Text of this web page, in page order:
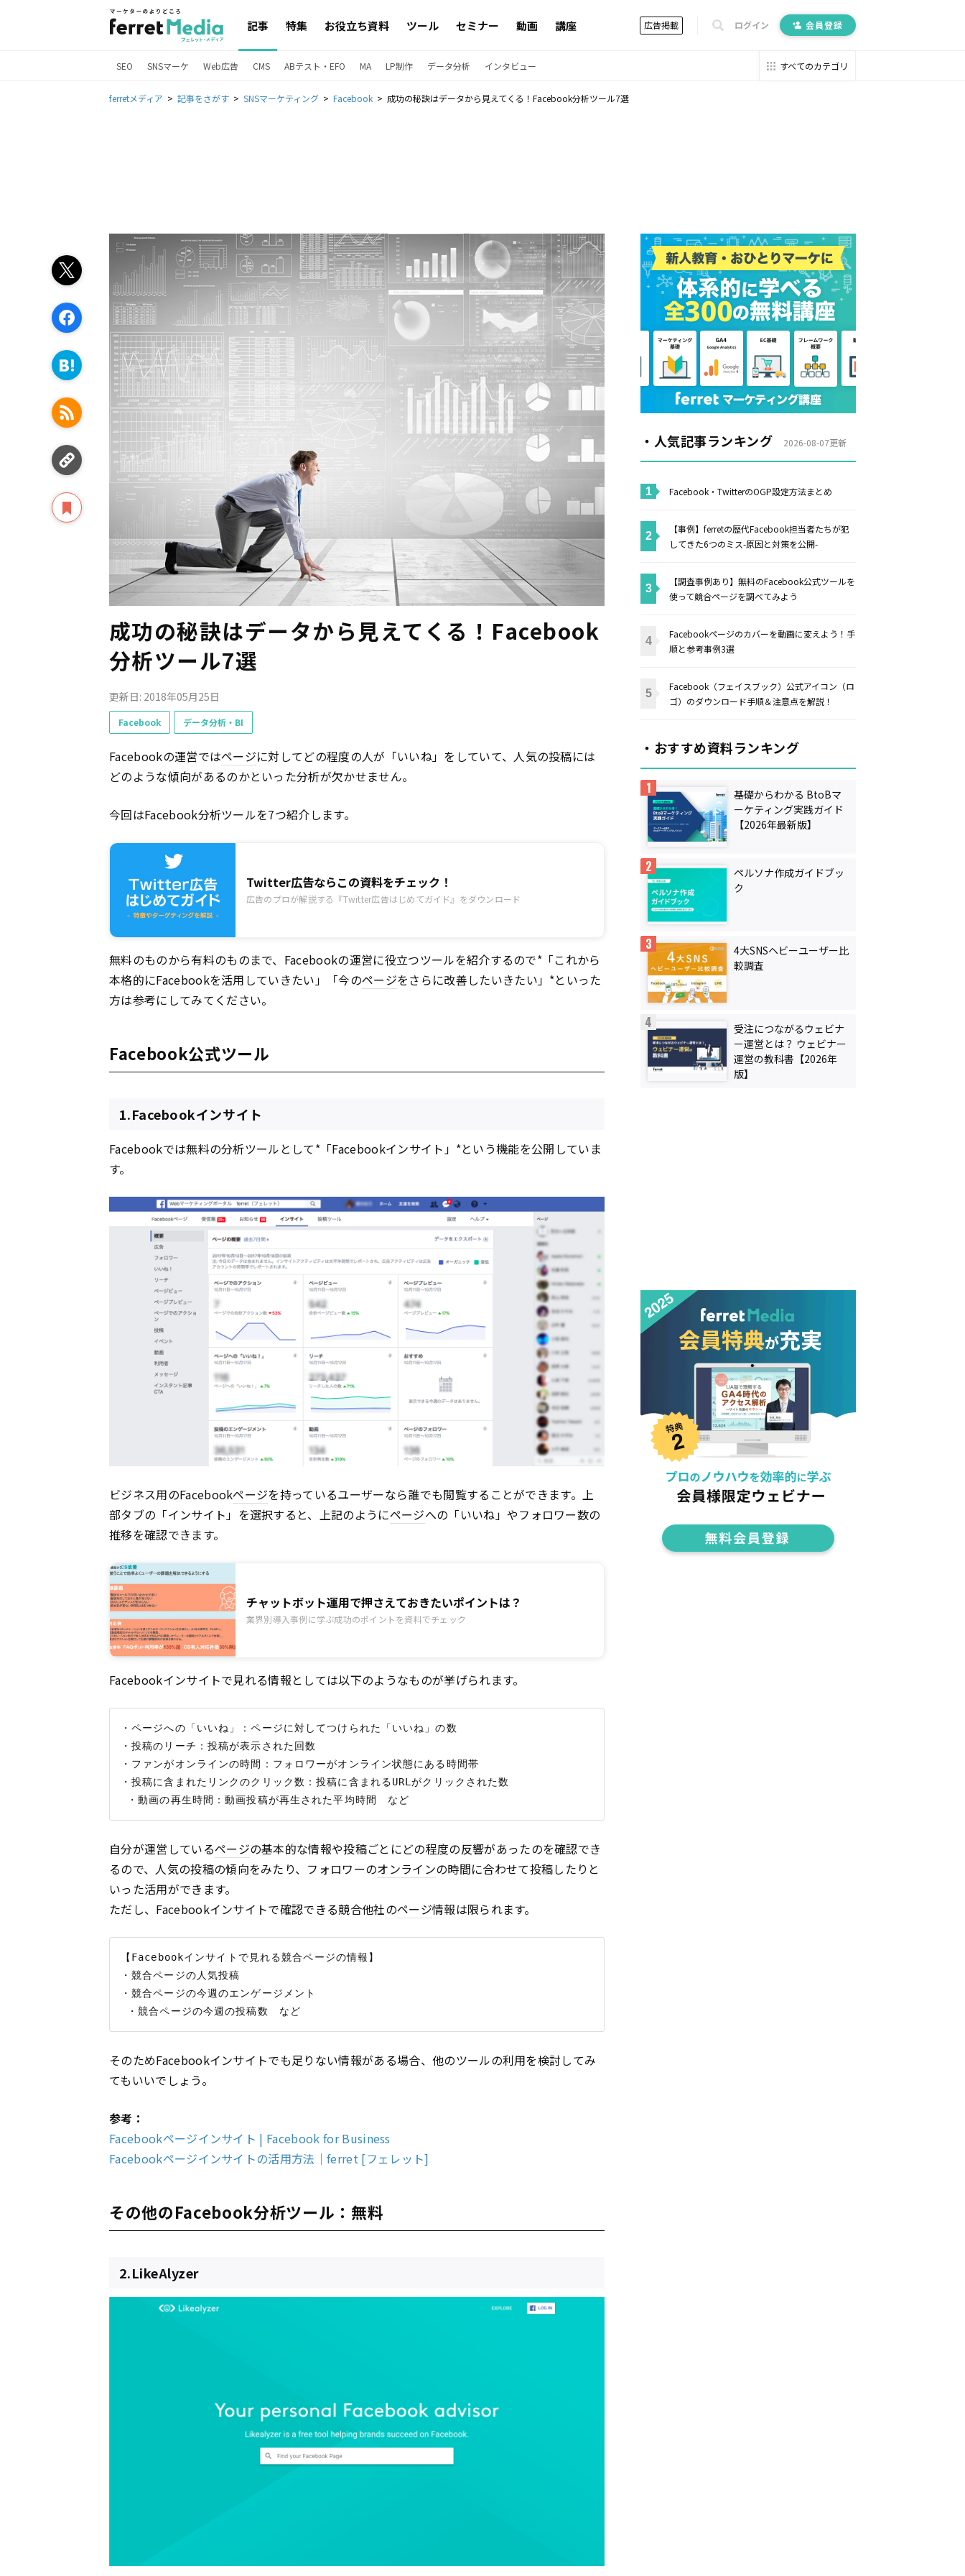
記事 特集 お役立ち資料 ツール セミナー 動画 講座 広告掲載 ログイン 会員登録
SEO SNSマーケ Web広告 CMS ABテスト・EFO MA LP制作 データ分析 インタビュー すべてのカテゴリ
ferretメディア 記事をさがす SNSマーケティング Facebook 成功の秘訣はデータから見えてくる！Facebook分析ツール7選
成功の秘訣はデータから見えてくる！Facebook
分析ツール7選
更新日: 2018年05月25日
Facebook データ分析・BI
Facebookの運営ではページに対してどの程度の人が「いいね」をしていて、人気の投稿には
どのような傾向があるのかといった分析が欠かせません。
今回はFacebook分析ツールを7つ紹介します。
Twitter広告ならこの資料をチェック！
広告のプロが解説する『Twitter広告はじめてガイド』をダウンロード
無料のものから有料のものまで、Facebookの運営に役立つツールを紹介するので*「これから
本格的にFacebookを活用していきたい」「今のページをさらに改善したいきたい」*といった
方は参考にしてみてください。
Facebook公式ツール
1.Facebookインサイト
Facebookでは無料の分析ツールとして*「Facebookインサイト」*という機能を公開していま
す。
ビジネス用のFacebookページを持っているユーザーなら誰でも閲覧することができます。上
部タブの「インサイト」を選択すると、上記のようにページへの「いいね」やフォロワー数の
推移を確認できます。
チャットボット運用で押さえておきたいポイントは？
業界別導入事例に学ぶ成功のポイントを資料でチェック
Facebookインサイトで見れる情報としては以下のようなものが挙げられます。
・ページへの「いいね」：ページに対してつけられた「いいね」の数
・投稿のリーチ：投稿が表示された回数
・ファンがオンラインの時間：フォロワーがオンライン状態にある時間帯
・投稿に含まれたリンクのクリック数：投稿に含まれるURLがクリックされた数
自分が運営しているページの基本的な情報や投稿ごとにどの程度の反響があったのを確認でき
るので、人気の投稿の傾向をみたり、フォロワーのオンラインの時間に合わせて投稿したりと
いった活用ができます。
ただし、Facebookインサイトで確認できる競合他社のページ情報は限られます。
【Facebookインサイトで見れる競合ページの情報】
・競合ページの人気投稿
・競合ページの今週のエンゲージメント
そのためFacebookインサイトでも足りない情報がある場合、他のツールの利用を検討してみ
てもいいでしょう。
参考：
Facebookページインサイト | Facebook for Business
Facebookページインサイトの活用方法｜ferret [フェレット]
その他のFacebook分析ツール：無料
2.LikeAlyzer
・人気記事ランキング 2026-08-07更新
Facebook・TwitterのOGP設定方法まとめ
【事例】ferretの歴代Facebook担当者たちが犯
してきた6つのミス-原因と対策を公開-
【調査事例あり】無料のFacebook公式ツールを
使って競合ページを調べてみよう
Facebookページのカバーを動画に変えよう！手
順と参考事例3選
Facebook（フェイスブック）公式アイコン（ロ
ゴ）のダウンロード手順＆注意点を解説！
・おすすめ資料ランキング
基礎からわかる BtoBマ
ーケティング実践ガイド
【2026年最新版】
ペルソナ作成ガイドブッ
ク
4大SNSヘビーユーザー比
較調査
受注につながるウェビナ
ー運営とは？ ウェビナー
運営の教科書【2026年
版】